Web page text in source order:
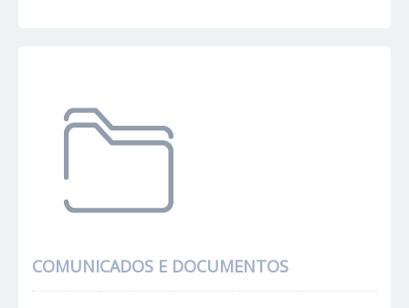
COMUNICADOS E DOCUMENTOS